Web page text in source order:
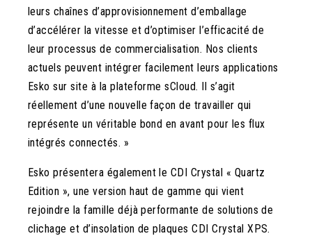
leurs chaînes d’approvisionnement d’emballage
d’accélérer la vitesse et d’optimiser l’efficacité de
leur processus de commercialisation. Nos clients
actuels peuvent intégrer facilement leurs applications
Esko sur site à la plateforme sCloud. Il s’agit
réellement d’une nouvelle façon de travailler qui
représente un véritable bond en avant pour les flux
intégrés connectés. »
Esko présentera également le CDI Crystal « Quartz
Edition », une version haut de gamme qui vient
rejoindre la famille déjà performante de solutions de
clichage et d’insolation de plaques CDI Crystal XPS.